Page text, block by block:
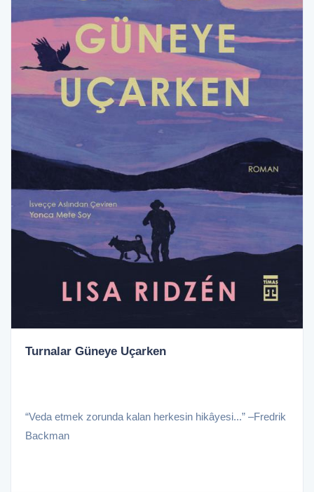
Turnalar Güneye Uçarken
“Veda etmek zorunda kalan herkesin hikâyesi...” –Fredrik
Backman